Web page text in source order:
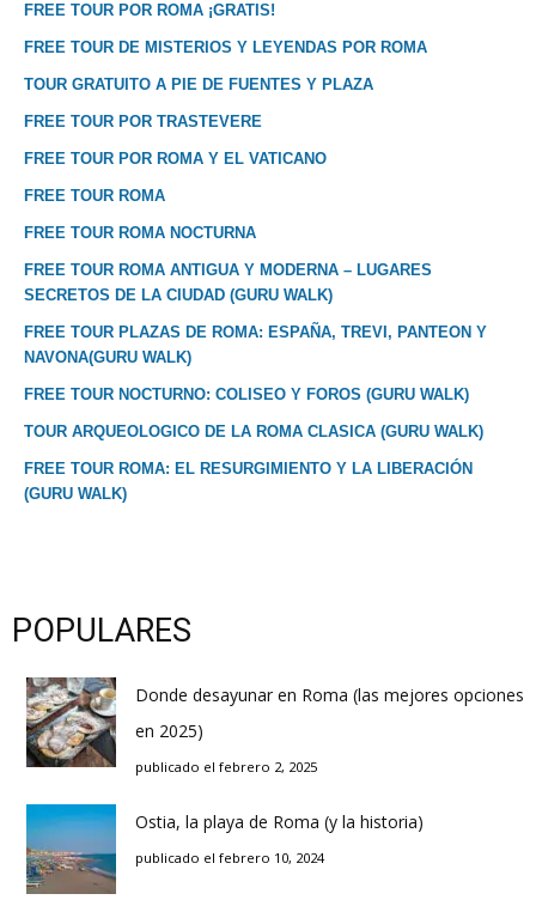
FREE TOUR POR ROMA ¡GRATIS!
FREE TOUR DE MISTERIOS Y LEYENDAS POR ROMA
TOUR GRATUITO A PIE DE FUENTES Y PLAZA
FREE TOUR POR TRASTEVERE
FREE TOUR POR ROMA Y EL VATICANO
FREE TOUR ROMA
FREE TOUR ROMA NOCTURNA
FREE TOUR ROMA ANTIGUA Y MODERNA – LUGARES
SECRETOS DE LA CIUDAD (GURU WALK)
FREE TOUR PLAZAS DE ROMA: ESPAÑA, TREVI, PANTEON Y
NAVONA(GURU WALK)
FREE TOUR NOCTURNO: COLISEO Y FOROS (GURU WALK)
TOUR ARQUEOLOGICO DE LA ROMA CLASICA (GURU WALK)
FREE TOUR ROMA: EL RESURGIMIENTO Y LA LIBERACIÓN
(GURU WALK)
POPULARES
Donde desayunar en Roma (las mejores opciones
en 2025)
publicado el febrero 2, 2025
Ostia, la playa de Roma (y la historia)
publicado el febrero 10, 2024